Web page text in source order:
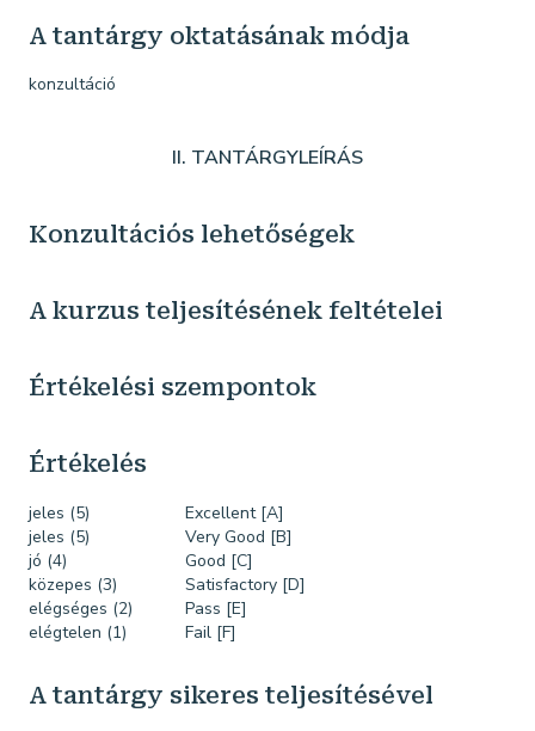
A tantárgy oktatásának módja
konzultáció
II. TANTÁRGYLEÍRÁS
Konzultációs lehetőségek
A kurzus teljesítésének feltételei
Értékelési szempontok
Értékelés
jeles (5)
Excellent [A]
jeles (5)
Very Good [B]
jó (4)
Good [C]
közepes (3)
Satisfactory [D]
elégséges (2)
Pass [E]
elégtelen (1)
Fail [F]
A tantárgy sikeres teljesítésével